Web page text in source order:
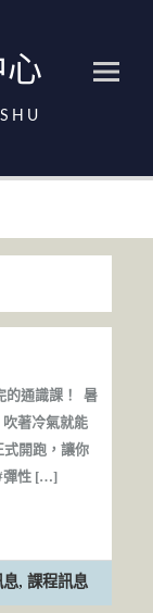
的通識課！ 暑
著冷氣就能
式開跑，讓你
彈性 […]
息, 課程訊息